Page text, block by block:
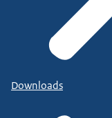
Downloads